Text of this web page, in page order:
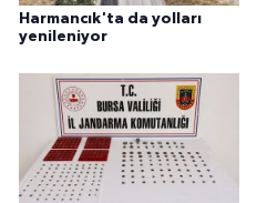
Harmancık'ta da yolları
yenileniyor